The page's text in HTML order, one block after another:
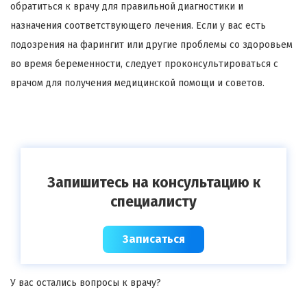
обратиться к врачу для правильной диагностики и
назначения соответствующего лечения. Если у вас есть
подозрения на фарингит или другие проблемы со здоровьем
во время беременности, следует проконсультироваться с
врачом для получения медицинской помощи и советов.
Запишитесь на консультацию к
специалисту
Записаться
У вас остались вопросы к врачу?